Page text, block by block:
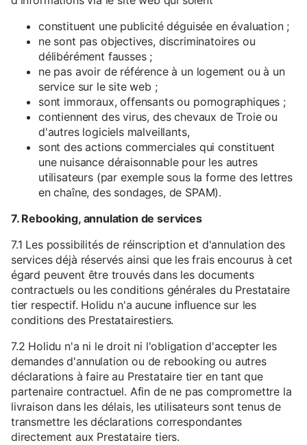
constituent une publicité déguisée en évaluation ;
ne sont pas objectives, discriminatoires ou
délibérément fausses ;
ne pas avoir de référence à un logement ou à un
service sur le site web ;
sont immoraux, offensants ou pornographiques ;
contiennent des virus, des chevaux de Troie ou
d'autres logiciels malveillants,
sont des actions commerciales qui constituent
une nuisance déraisonnable pour les autres
utilisateurs (par exemple sous la forme des lettres
en chaîne, des sondages, de SPAM).
7. Rebooking, annulation de services
7.1 Les possibilités de réinscription et d'annulation des
services déjà réservés ainsi que les frais encourus à cet
égard peuvent être trouvés dans les documents
contractuels ou les conditions générales du Prestataire
tier respectif. Holidu n'a aucune influence sur les
conditions des Prestatairestiers.
7.2 Holidu n'a ni le droit ni l'obligation d'accepter les
demandes d'annulation ou de rebooking ou autres
déclarations à faire au Prestataire tier en tant que
partenaire contractuel. Afin de ne pas compromettre la
livraison dans les délais, les utilisateurs sont tenus de
transmettre les déclarations correspondantes
directement aux Prestataire tiers.